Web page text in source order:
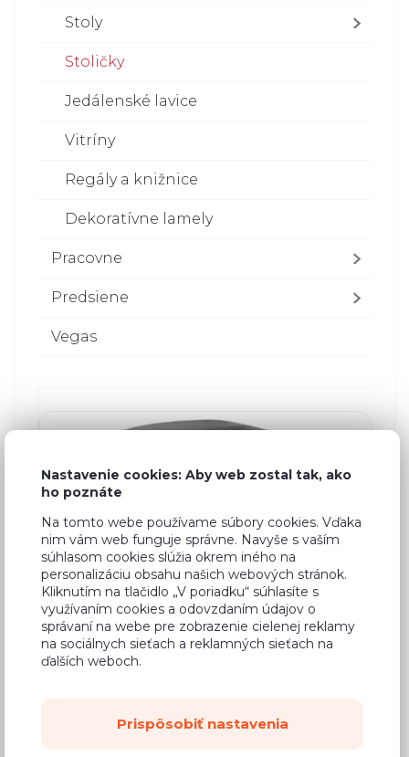
Stoly
Stoličky
Jedálenské lavice
Vitríny
Regály a knižnice
Dekoratívne lamely
Pracovne
Predsiene
Vegas
Kovová stolička LOFT
Nastavenie cookies: Aby web zostal tak, ako
ho poznáte
Na tomto webe používame súbory cookies. Vďaka
nim vám web funguje správne. Navyše s vaším
súhlasom cookies slúžia okrem iného na
personalizáciu obsahu našich webových stránok.
Kliknutím na tlačidlo „V poriadku“ súhlasíte s
využívaním cookies a odovzdaním údajov o
správaní na webe pre zobrazenie cielenej reklamy
na sociálnych sieťach a reklamných sieťach na
ďalších weboch.
Prispôsobiť nastavenia